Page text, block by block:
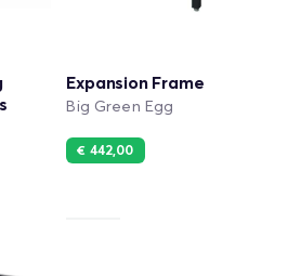
Expansion Frame
Big Green Egg
€ 442,00